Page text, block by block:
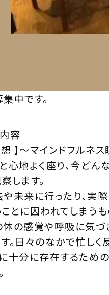
中です。
容
】〜マインドフルネ
心地よく座り、今どん
します。
未来に行ったり、実
とに囚われてしまうも
の感覚や呼吸に気づ
。日々のなかで忙しく
十分に存在するため